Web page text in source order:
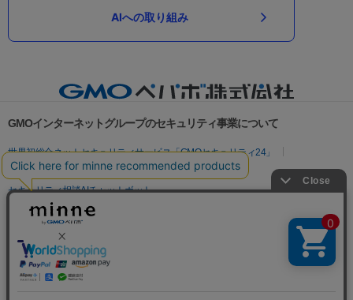
AIへの取り組み
GMOインターネットグループのセキュリティ事業について
世界初総合ネットセキュリティサービス「GMOセキュリティ24」
パスワード漏洩診断
Webサイトリスク診断
セキュリティ相談AIチャットボット
実在証明・盗聴対策
サイバー攻撃対策（GMO Flatt Security）
セキュリティ事業の軌跡